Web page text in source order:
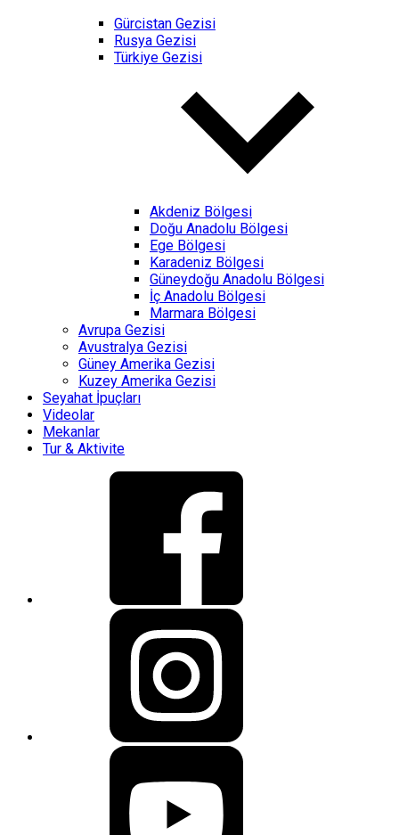
Gürcistan Gezisi
Rusya Gezisi
Türkiye Gezisi
Akdeniz Bölgesi
Doğu Anadolu Bölgesi
Ege Bölgesi
Karadeniz Bölgesi
Güneydoğu Anadolu Bölgesi
İç Anadolu Bölgesi
Marmara Bölgesi
Avrupa Gezisi
Avustralya Gezisi
Güney Amerika Gezisi
Kuzey Amerika Gezisi
Seyahat İpuçları
Videolar
Mekanlar
Tur & Aktivite